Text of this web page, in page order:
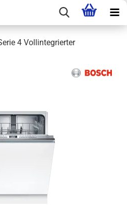
4 Vollintegrierter